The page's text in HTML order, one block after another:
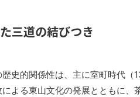
三道の結びつき
史的関係性は、主に室町時代
よる東山文化の発展とともに、